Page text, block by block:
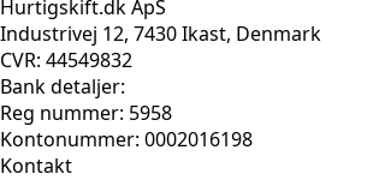
Hurtigskift.dk ApS
Industrivej 12, 7430 Ikast, Denmark
CVR: 44549832
Bank detaljer:
Reg nummer: 5958
Kontonummer: 0002016198
Kontakt